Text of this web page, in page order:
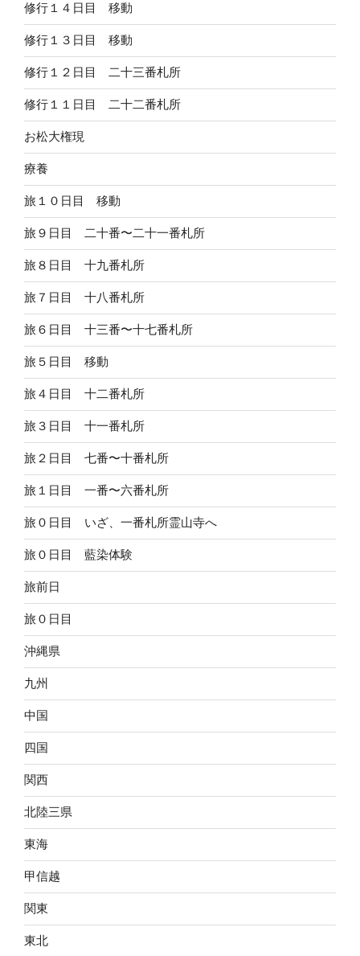
修行１４日目 移動
修行１３日目 移動
修行１２日目 二十三番札所
修行１１日目 二十二番札所
お松大権現
療養
旅１０日目 移動
旅９日目 二十番〜二十一番札所
旅８日目 十九番札所
旅７日目 十八番札所
旅６日目 十三番〜十七番札所
旅５日目 移動
旅４日目 十二番札所
旅３日目 十一番札所
旅２日目 七番〜十番札所
旅１日目 一番〜六番札所
旅０日目 いざ、一番札所霊山寺へ
旅０日目 藍染体験
旅前日
旅０日目
沖縄県
九州
中国
四国
関西
北陸三県
東海
甲信越
関東
東北